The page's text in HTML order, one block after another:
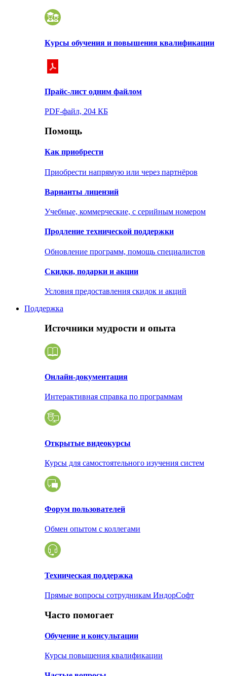
Курсы обучения и повышения квалификации
Прайс-лист одним файлом
PDF-файл, 204 КБ
Помощь
Как приобрести
Приобрести напрямую или через партнёров
Варианты лицензий
Учебные, коммерческие, с серийным номером
Продление технической поддержки
Обновление программ, помощь специалистов
Скидки, подарки и акции
Условия предоставления скидок и акций
Поддержка
Источники мудрости и опыта
Онлайн-документация
Интерактивная справка по программам
Открытые видеокурсы
Курсы для самостоятельного изучения систем
Форум пользователей
Обмен опытом с коллегами
Техническая поддержка
Прямые вопросы сотрудникам ИндорСофт
Часто помогает
Обучение и консультации
Курсы повышения квалификации